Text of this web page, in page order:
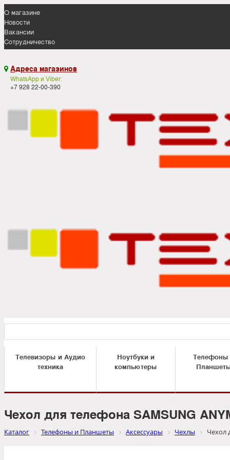
О магазине
Новости
Вакансии
Сотрудничество
 Адреса магазинов
WhatsApp и Viber:
+7 928 22-00-390
Телевизоры и Аудио
техника
Ноутбуки и
компьютеры
Телефоны
Чехол для телефона SAMSUNG
Каталог Телефоны и Планшеты Аксессуары Чехлы Чехол